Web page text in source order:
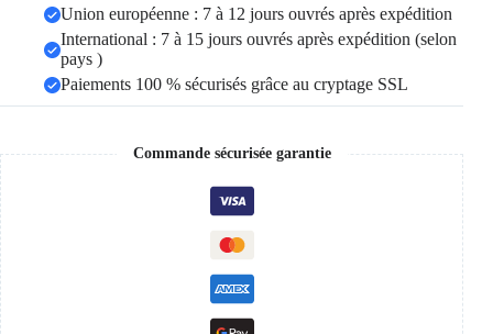
Union européenne : 7 à 12 jours ouvrés après expédition
International : 7 à 15 jours ouvrés après expédition (selon
pays )
Paiements 100 % sécurisés grâce au cryptage SSL
Commande sécurisée garantie